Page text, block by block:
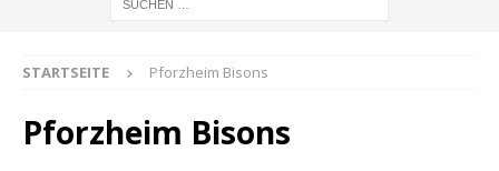
STARTSEITE Pforzheim Bisons
Pforzheim Bisons